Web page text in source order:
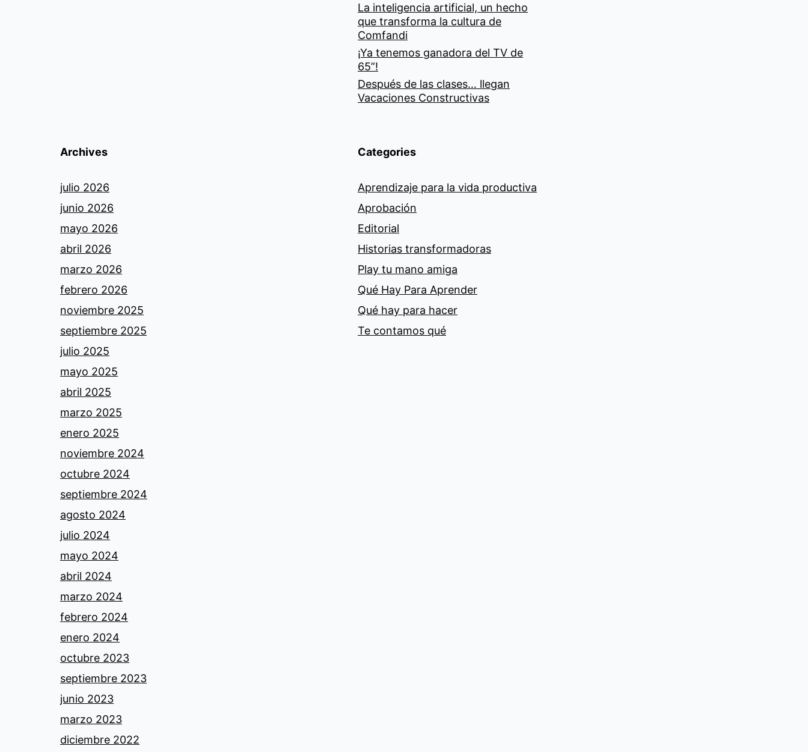
La inteligencia artificial, un hecho
que transforma la cultura de
Comfandi
¡Ya tenemos ganadora del TV de
65”!
Después de las clases… llegan
Vacaciones Constructivas
Archives
julio 2026
junio 2026
mayo 2026
abril 2026
marzo 2026
febrero 2026
noviembre 2025
septiembre 2025
julio 2025
mayo 2025
abril 2025
marzo 2025
enero 2025
noviembre 2024
octubre 2024
septiembre 2024
agosto 2024
julio 2024
mayo 2024
abril 2024
marzo 2024
febrero 2024
enero 2024
octubre 2023
septiembre 2023
junio 2023
marzo 2023
diciembre 2022
Categories
Aprendizaje para la vida productiva
Aprobación
Editorial
Historias transformadoras
Play tu mano amiga
Qué Hay Para Aprender
Qué hay para hacer
Te contamos qué